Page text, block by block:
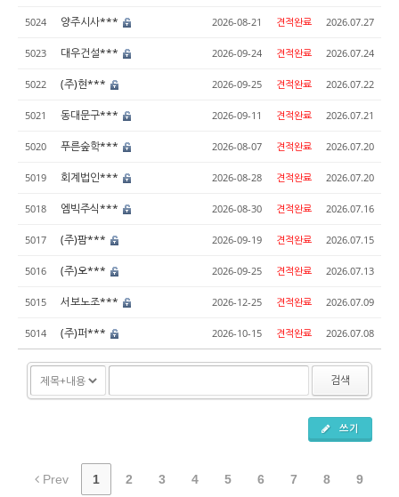
5024 양주시사*** 2026-08-21 견적완료 2026.07.27
5023 대우건설*** 2026-09-24 견적완료 2026.07.24
5022 (주)현*** 2026-09-25 견적완료 2026.07.22
5021 동대문구*** 2026-09-11 견적완료 2026.07.21
5020 푸른숲학*** 2026-08-07 견적완료 2026.07.20
5019 회계법인*** 2026-08-28 견적완료 2026.07.20
5018 엠빅주식*** 2026-08-30 견적완료 2026.07.16
5017 (주)팜*** 2026-09-19 견적완료 2026.07.15
5016 (주)오*** 2026-09-25 견적완료 2026.07.13
5015 서보노조*** 2026-12-25 견적완료 2026.07.09
5014 (주)퍼*** 2026-10-15 견적완료 2026.07.08
검색
쓰기
Prev 1 2 3 4 5 6 7 8 9